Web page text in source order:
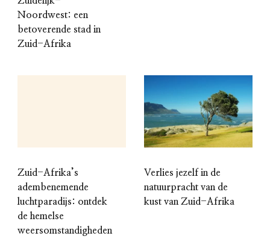
Noordwest: een
betoverende stad in
Zuid-Afrika
Zuid-Afrika’s
adembenemende
luchtparadijs: ontdek
de hemelse
weersomstandigheden
Verlies jezelf in de
natuurpracht van de
kust van Zuid-Afrika